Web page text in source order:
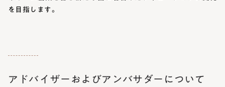
を目指します。
アドバイザーおよびアンバサダーについて